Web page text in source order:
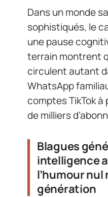
Dans un monde
sophistiqués, le
une pause
terrain montrent
circulent autant
WhatsApp
comptes TikTok
de milliers
Blagues
intelligence
l’humour nul
génération